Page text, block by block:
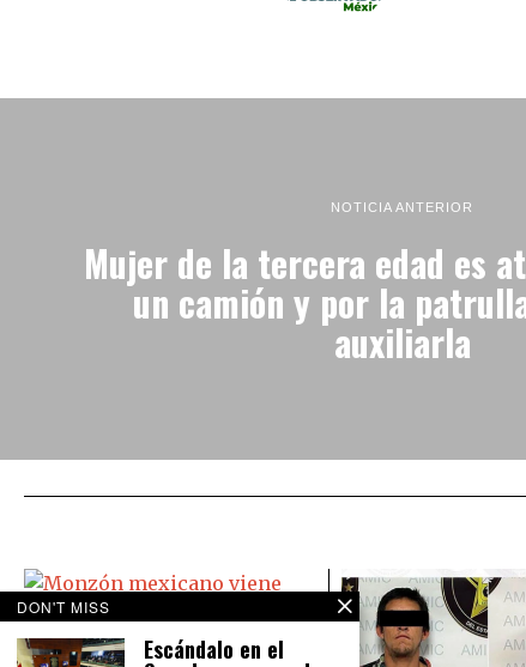
NOTICIA ANTERIOR
Mujer de la tercera edad es
un camión y por la
auxiliarla
DON'T MISS
Escándalo en el